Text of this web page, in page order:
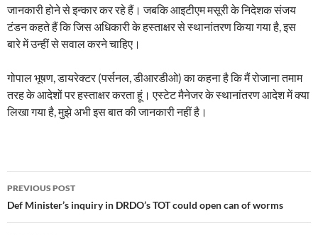
जानकारी होने से इन्कार कर रहे हैं। जबकि आइटीएम मसूरी के निदेशक संजय
टंडन कहते हैं कि जिस अधिकारी के हस्ताक्षर से स्थानांतरण किया गया है, इस
बारे में उन्हीं से सवाल करने चाहिए।
गोपाल भूषण, डायरेक्टर (पर्सनल, डीआरडीओ) का कहना है कि मैं रोजाना तमाम
तरह के आदेशों पर हस्ताक्षर करता हूं। एस्टेट मैनेजर के स्थानांतरण आदेश में क्या
लिखा गया है, मुझे अभी इस बात की जानकारी नहीं है।
Post
navigation
PREVIOUS POST
Def Minister’s inquiry in DRDO’s TOT could open can of worms